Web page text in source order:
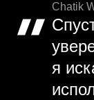
Chatik
я